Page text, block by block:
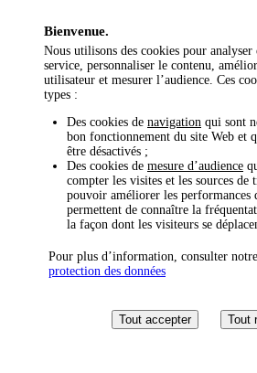
Bienvenue.
Nous utilisons des cookies pour
service, personnaliser le contenu,
utilisateur et mesurer l’audience. Ces
types :
Des cookies de navigation qui sont
bon fonctionnement du site Web et
être désactivés ;
Des cookies de mesure d’audience
compter les visites et les sources de
pouvoir améliorer les performances
permettent de connaître la
la façon dont les visiteurs se
Pour plus d’information, consulter
protection des données
Tout accepter Tout